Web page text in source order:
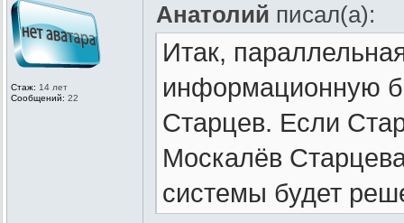
Стаж: 14 лет
Сообщений: 22
Анатолий писал(а):
Итак,
информационную
Старцев. Если
Москалёв
системы будет